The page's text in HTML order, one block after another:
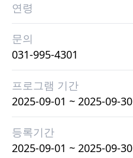
연령
문의
031-995-4301
프로그램 기간
2025-09-01 ~ 2025-09-30
등록기간
2025-09-01 ~ 2025-09-30